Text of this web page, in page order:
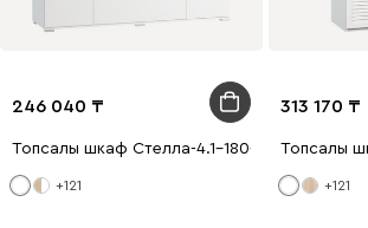
246 040
Топсалы шкаф Стелла-4.1-180-200 Ақ
+121
313 170
Топсалы
+121